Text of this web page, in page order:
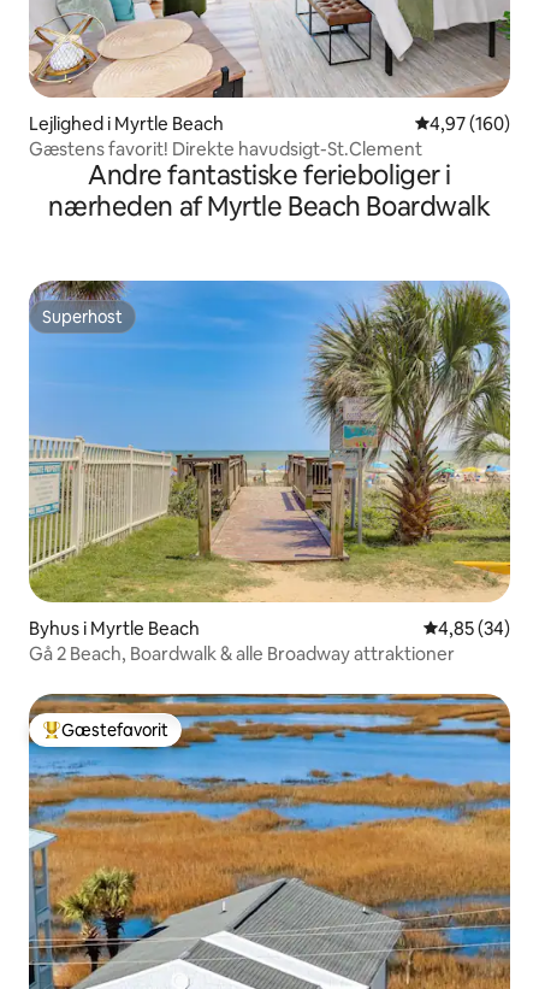
Lejlighed i Myrtle Beach 4,97 ud af 5 i
4,97 (160)
Gæstens favorit! Direkte havudsigt-St.Clement
Andre fantastiske ferieboliger i
nærheden af Myrtle Beach Boardwalk
Superhost
Superhost
Byhus i Myrtle Beach 4,85 ud af 5 i
4,85 (34)
Gå 2 Beach, Boardwalk & alle Broadway attraktioner
Bedste gæstefavorit
Gæstefavorit